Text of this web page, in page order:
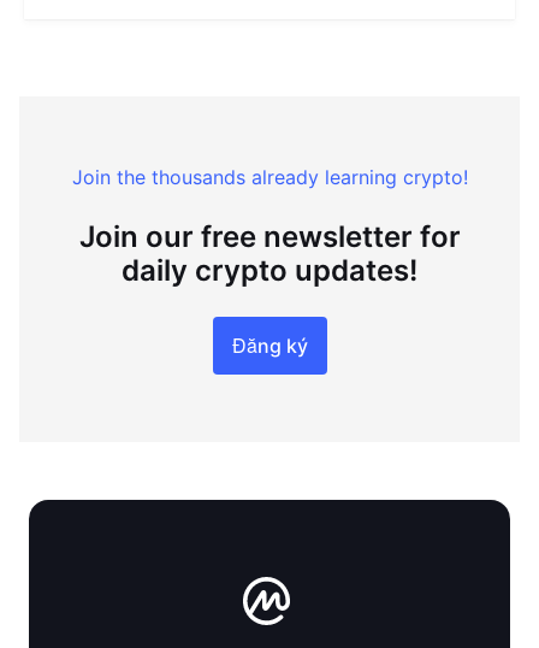
Join the thousands already learning crypto!
Join our free newsletter for
daily crypto updates!
Đăng ký